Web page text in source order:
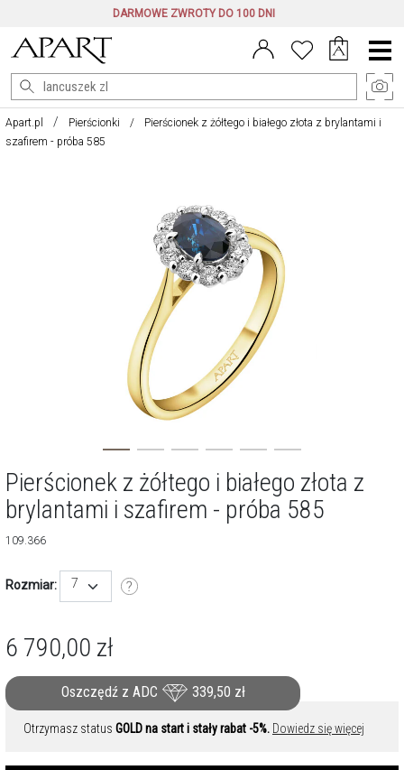
DARMOWE ZWROTY DO 100 DNI
Menu
główne
Apart.pl Pierścionki
Pierścionek z żółtego i białego złota z brylantami i
szafirem - próba 585
Pierścionek z żółtego i białego złota z
brylantami i szafirem - próba 585
109.366
Rozmiar: 7
6 790,00 zł
Oszczędź z ADC 339,50 zł
Otrzymasz status GOLD na start i stały rabat -5%. Dowiedz się więcej